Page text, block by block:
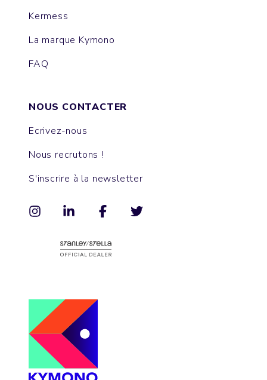
Kermess
La marque Kymono
FAQ
NOUS CONTACTER
Ecrivez-nous
Nous recrutons !
S'inscrire à la newsletter